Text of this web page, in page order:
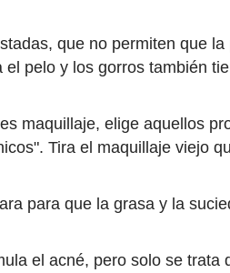
que no permiten que
pelo y los gorros también
maquillaje, elige aquellos
Tira el maquillaje viejo
para que la grasa y la
el acné, pero solo se trata